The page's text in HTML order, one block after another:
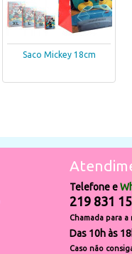
Saco Mickey 18cm
Telefone e
219 831
Chamada para
Das 10h às
Caso não